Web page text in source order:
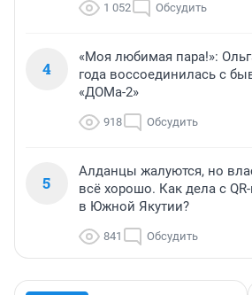
1 052 Обсудить
4
«Моя любимая пара!»:
года воссоединилась с
«ДОМа-2»
918 Обсудить
5
Алданцы жалуются, но
всё хорошо. Как дела с
в Южной Якутии?
841 Обсудить